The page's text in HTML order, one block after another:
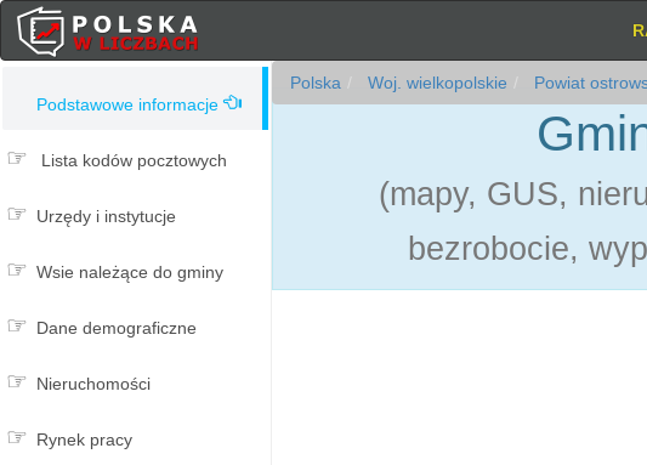
Podstawowe informacje
Lista kodów pocztowych
Urzędy i instytucje
Wsie należące do gminy
Dane demograficzne
Nieruchomości
Rynek pracy
Polska Woj. wielkopolskie Powiat
(mapy, GUS,
bezrobocie,